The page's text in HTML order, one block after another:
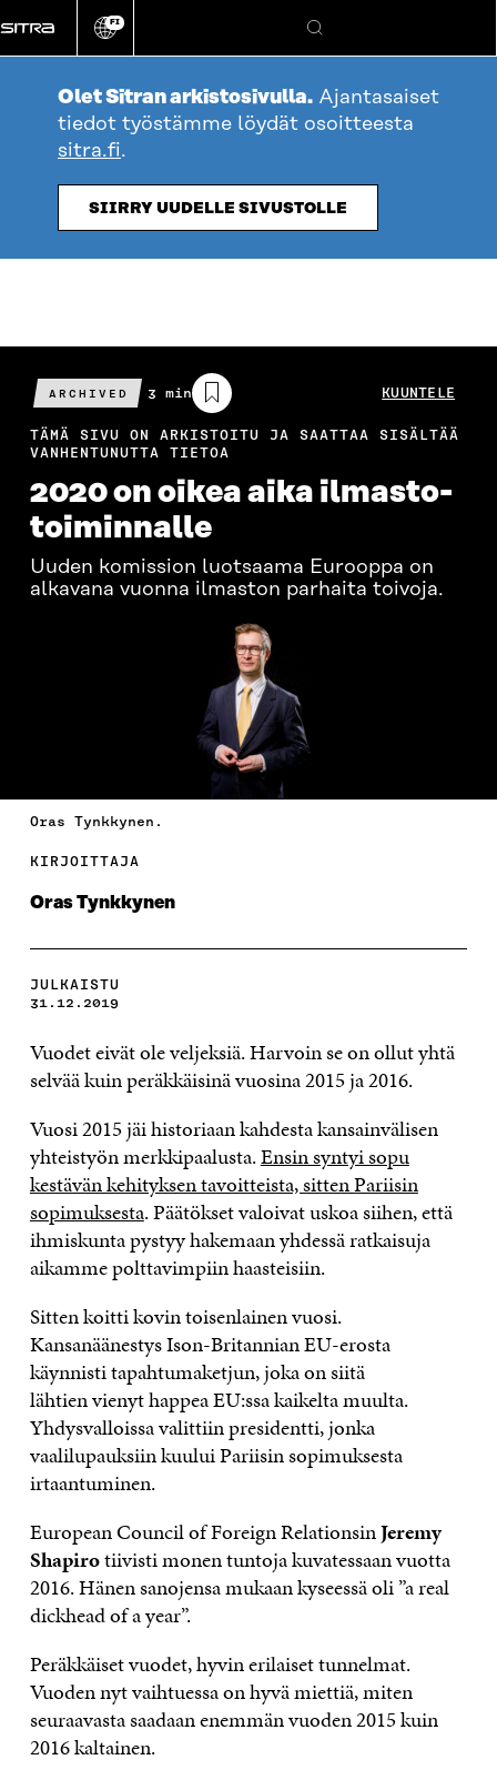
suoraan
sisältöön
Vaihda
kieli
FI
Hae
Olet Sitran arkistosivulla. Ajantasaiset
tiedot työstämme löydät osoitteesta
sitra.fi.
SIIRRY UUDELLE SIVUSTOLLE
ARCHIVED
Arvioitu
lukuaika
3 min KUUNTELE
TÄMÄ SIVU ON ARKISTOITU JA SAATTAA SISÄLTÄÄ
VANHENTUNUTTA TIETOA
2020 on oikea aika ilmasto­
toiminnalle
Uuden komission luotsaama Eurooppa on
alkavana vuonna ilmaston parhaita toivoja.
Oras Tynkkynen.
KIRJOITTAJA
Oras Tynkkynen
JULKAISTU
31.12.2019
Vuodet eivät ole veljeksiä. Harvoin se on ollut yhtä
selvää kuin peräkkäisinä vuosina 2015 ja 2016.
Vuosi 2015 jäi historiaan kahdesta kansainvälisen
yhteistyön merkkipaalusta.Ensin syntyi sopu
kestävän kehityksen tavoitteista, sitten Pariisin
sopimuksesta. Päätökset valoivat uskoa siihen, että
ihmiskunta pystyy hakemaan yhdessä ratkaisuja
aikamme polttavimpiin haasteisiin.
Sitten koitti kovin toisenlainen vuosi.
Kansanäänestys Ison-Britannian EU-erosta
käynnisti tapahtumaketjun, joka on siitä
lähtien vienyt happea EU:ssa kaikelta muulta.
Yhdysvalloissa valittiin presidentti, jonka
vaalilupauksiin kuului Pariisin sopimuksesta
irtaantuminen.
European Council of Foreign RelationsinJeremy
Shapirotiivisti monen tuntoja kuvatessaan vuotta
2016. Hänen sanojensa mukaan kyseessä oli ”a real
dickhead of a year”.
Peräkkäiset vuodet, hyvin erilaiset tunnelmat.
Vuoden nyt vaihtuessa on hyvä miettiä, miten
seuraavasta saadaan enemmän vuoden 2015 kuin
2016 kaltainen.